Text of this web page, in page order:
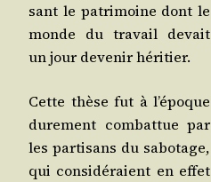
sant le patri­moine dont le
monde du tra­vail devait
un jour deve­nir héritier.
Cette thèse fut à l’époque
dure­ment com­bat­tue par
les par­ti­sans du sabo­tage,
qui consi­dé­raient en effet